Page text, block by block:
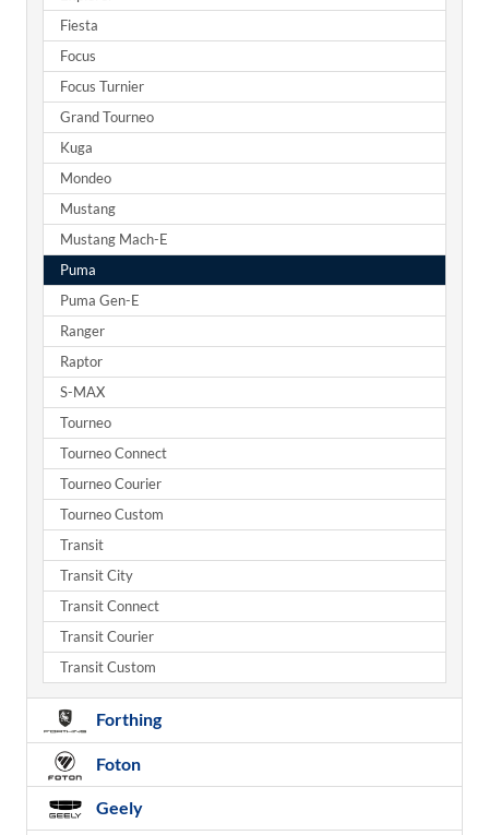
Fiesta
Focus
Focus Turnier
Grand Tourneo
Kuga
Mondeo
Mustang
Mustang Mach-E
Puma
Puma Gen-E
Ranger
Raptor
S-MAX
Tourneo
Tourneo Connect
Tourneo Courier
Tourneo Custom
Transit
Transit City
Transit Connect
Transit Courier
Transit Custom
Forthing
Foton
Geely